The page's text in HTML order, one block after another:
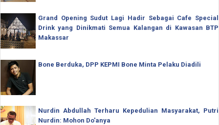
Grand Opening Sudut Lagi Hadir Sebagai Cafe Special
Drink yang Dinikmati Semua Kalangan di Kawasan BTP
Makassar
Bone Berduka, DPP KEPMI Bone Minta Pelaku Diadili
Nurdin Abdullah Terharu Kepedulian Masyarakat, Putri
Nurdin: Mohon Do'anya